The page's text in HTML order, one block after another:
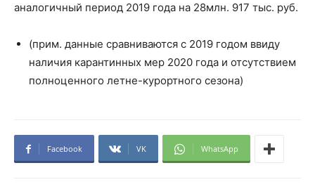
аналогичный период 2019 года на 28млн. 917 тыс. руб.
(прим. данные сравниваются с 2019 годом ввиду
наличия карантинных мер 2020 года и отсутствием
полноценного летне-курортного сезона)
Facebook VK WhatsApp